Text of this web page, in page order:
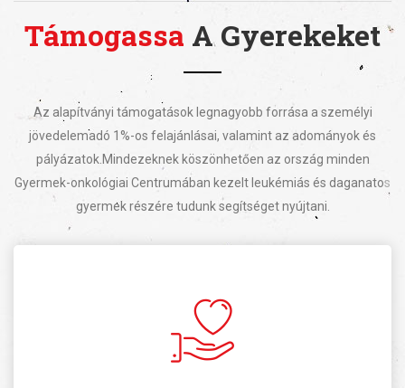
Támogassa A Gyerekeket
Az alapítványi támogatások legnagyobb forrása a személyi
jövedelemadó 1%-os felajánlásai, valamint az adományok és
pályázatok. Mindezeknek köszönhetően az ország minden
Gyermek-onkológiai Centrumában kezelt leukémiás és daganatos
gyermek részére tudunk segítséget nyújtani.